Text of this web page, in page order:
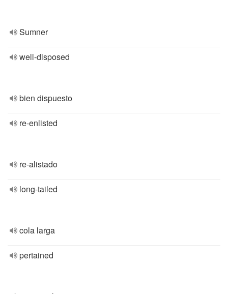
Sumner
well-disposed
bien dispuesto
re-enlisted
re-alistado
long-tailed
cola larga
pertained